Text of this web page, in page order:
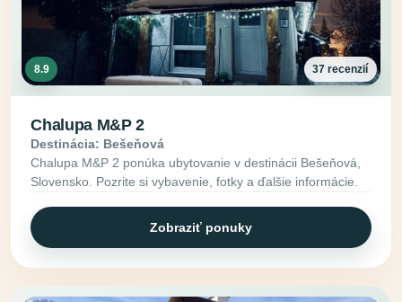
8.9 37 recenzií
Chalupa M&P 2
Destinácia: Bešeňová
Chalupa M&P 2 ponúka ubytovanie v destinácii Bešeňová,
Slovensko. Pozrite si vybavenie, fotky a ďalšie informácie.
Zobraziť ponuky